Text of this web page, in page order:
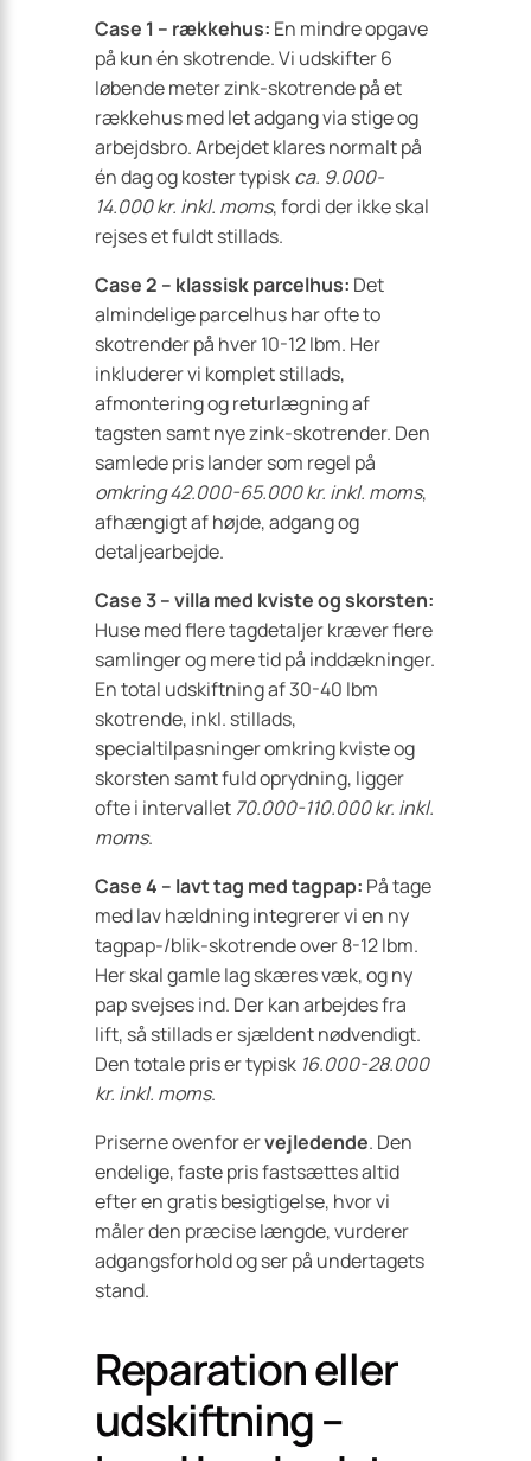
Case 1 – rækkehus: En mindre opgave
på kun én skotrende. Vi udskifter 6
løbende meter zink-skotrende på et
rækkehus med let adgang via stige og
arbejdsbro. Arbejdet klares normalt på
én dag og koster typiskca. 9.000-
14.000 kr. inkl. moms, fordi der ikke skal
rejses et fuldt stillads.
Case 2 – klassisk parcelhus: Det
almindelige parcelhus har ofte to
skotrender på hver 10-12 lbm. Her
inkluderer vi komplet stillads,
afmontering og returlægning af
tagsten samt nye zink-skotrender. Den
samlede pris lander som regel på
omkring 42.000-65.000 kr. inkl. moms,
afhængigt af højde, adgang og
detaljearbejde.
Case 3 – villa med kviste og skorsten:
Huse med flere tagdetaljer kræver flere
samlinger og mere tid på inddækninger.
En total udskiftning af 30-40 lbm
skotrende, inkl. stillads,
specialtilpasninger omkring kviste og
skorsten samt fuld oprydning, ligger
ofte i intervallet 70.000-110.000 kr. inkl.
moms.
Case 4 – lavt tag med tagpap: På tage
med lav hældning integrerer vi en ny
tagpap-/blik-skotrende over 8-12 lbm.
Her skal gamle lag skæres væk, og ny
pap svejses ind. Der kan arbejdes fra
lift, så stillads er sjældent nødvendigt.
Den totale pris er typisk 16.000-28.000
kr. inkl. moms.
Priserne ovenfor ervejledende. Den
endelige, faste pris fastsættes altid
efter en gratis besigtigelse, hvor vi
måler den præcise længde, vurderer
adgangsforhold og ser på undertagets
stand.
Reparation eller
udskiftning –